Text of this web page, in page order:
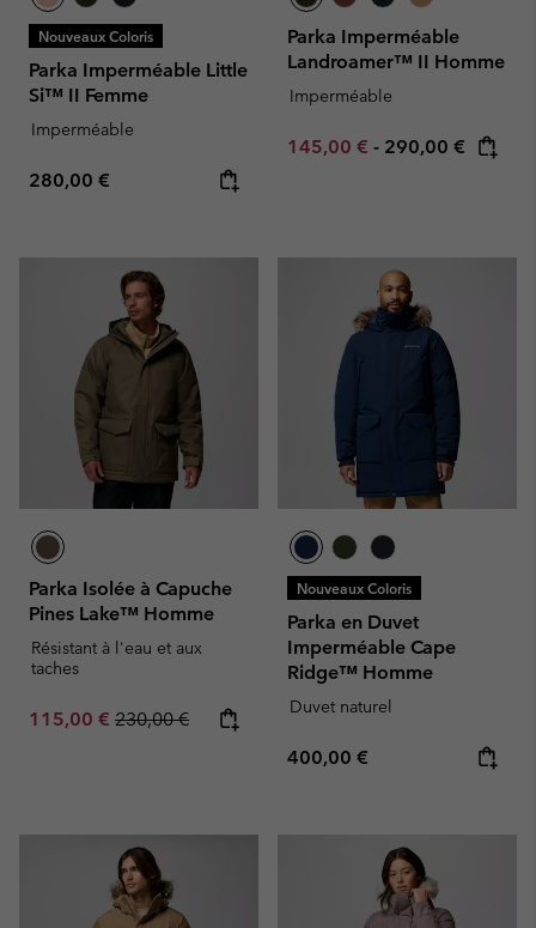
Nouveaux Coloris
Parka Imperméable Little
Si™ II Femme
Imperméable
Regular price:
280,00 €
Parka Imperméable
Landroamer™ II Homme
Imperméable
Minimum sale price:
145,00 € - Maximum price:
290,00 €
Parka Isolée à Capuche
Pines Lake™ Homme
Résistant à l'eau et aux
taches
Sale price:
115,00 € Regular price:
230,00 €
Nouveaux Coloris
Parka en Duvet
Imperméable Cape
Ridge™ Homme
Duvet naturel
Regular price:
400,00 €